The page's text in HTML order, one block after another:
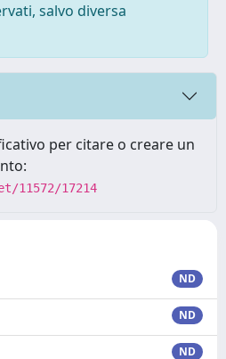
salvo diversa
per citare o creare un
11572/17214
ND
ND
ND